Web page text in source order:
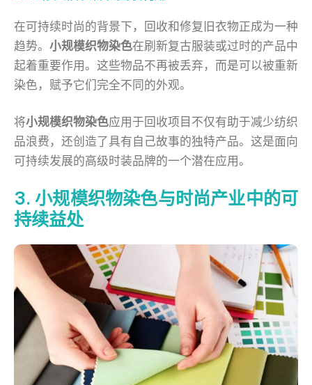
在可持续时尚的背景下，回收和修复旧衣物正成为一种
趋势。 小规模织物染色在刷新复古服装或过时的产品中
起着重要作用。这些物品不再被丢弃，而是可以被重新
染色，赋予它们完全不同的外观。
将小规模织物染色应用于回收项目不仅有助于减少纺织
品浪费，还创造了具有自己故事的独特产品。这是面向
可持续发展的高级时装品牌的一个潜在应用。
3. 小规模织物染色与时尚产业中的可
持续益处